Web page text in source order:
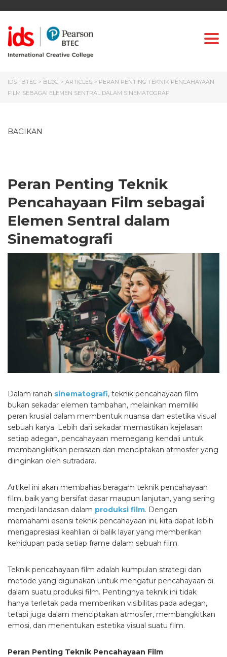
IDS | BTEC > BLOG > ARTICLES > PERAN PENTING TEKNIK PENCAHAYAAN
FILM SEBAGAI ELEMEN SENTRAL DALAM SINEMATOGRAFI
BAGIKAN
Peran Penting Teknik
Pencahayaan Film sebagai
Elemen Sentral dalam
Sinematografi
Dalam ranah sinematografi, teknik pencahayaan film
bukan sekadar elemen tambahan, melainkan memiliki
peran krusial dalam membentuk nuansa dan estetika visual
sebuah karya. Lebih dari sekadar memastikan kejelasan
setiap adegan, pencahayaan memegang kendali untuk
membangkitkan perasaan dan menciptakan atmosfer yang
diinginkan oleh sutradara.
Artikel ini akan membahas beragam teknik pencahayaan
film, baik yang bersifat dasar maupun lanjutan, yang sering
menjadi landasan dalam produksi film. Dengan
memahami esensi teknik pencahayaan ini, kita dapat lebih
mengapresiasi keahlian di balik layar yang memberikan
kehidupan pada setiap frame dalam sebuah film.
Teknik pencahayaan film adalah kumpulan strategi dan
metode yang digunakan untuk mengatur pencahayaan di
dalam suatu produksi film. Pentingnya teknik ini tidak
hanya terletak pada memberikan visibilitas pada adegan,
tetapi juga dalam menciptakan atmosfer, membangkitkan
emosi, dan menentukan estetika visual suatu film.
Peran Penting Teknik Pencahayaan Film